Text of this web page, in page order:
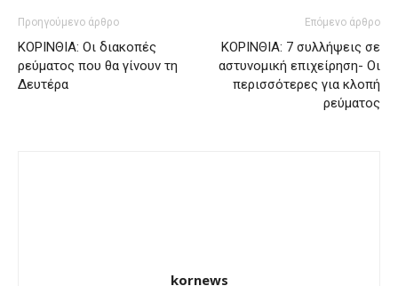
Προηγούμενο άρθρο
ΚΟΡΙΝΘΙΑ: Οι διακοπές
ρεύματος που θα γίνουν τη
Δευτέρα
Επόμενο άρθρο
ΚΟΡΙΝΘΙΑ: 7 συλλήψεις σε
αστυνομική επιχείρηση- Οι
περισσότερες για κλοπή
ρεύματος
kornews